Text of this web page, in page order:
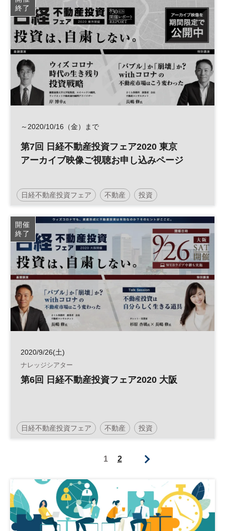
参加無料 土日祝開催
終了
～2020/10/16（金）まで
第7回 日経不動産投資フェア2020 東京
アーカイブ映像ご視聴お申し込みページ
日経不動産投資フェア 不動産 投資
人生100年時代 参加無料
土日祝開催
開催
終了
2020/9/26(土)
ナレッジシアター
第6回 日経不動産投資フェア2020 大阪
日経不動産投資フェア 不動産 投資
1 2